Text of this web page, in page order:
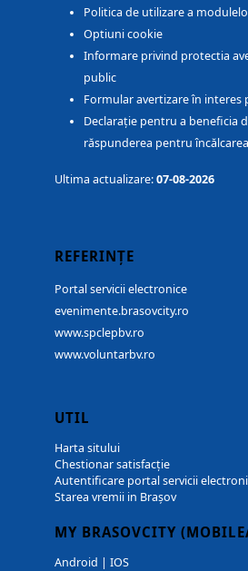
Politica de utilizare a
Optiuni cookie
Informare privind protectia
public
Formular avertizare în interes
Declarație pentru a beneficia
răspunderea pentru
Ultima actualizare:07-08-2026
REFERINȚE
Portal servicii electronice
evenimente.brasovcity.ro
www.spclepbv.ro
www.voluntarbv.ro
UTIL
Harta sitului
Chestionar satisfacție
Autentificare portal servicii
Starea vremii in Brașov
MY BRASOVCITY
Android | IOS